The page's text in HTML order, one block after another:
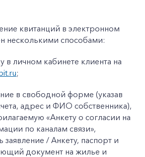
квитанций в электронном
несколькими способами:
в личном кабинете клиента на
;
в свободной форме (указав
адрес и ФИО собственника),
«Анкету о согласии на
по каналам связи»,
заявление / Анкету, паспорт и
документ на жилье и